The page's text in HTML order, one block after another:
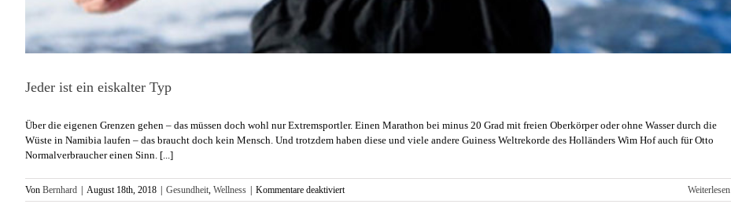
Jeder ist ein eiskalter Typ
Über die eigenen Grenzen gehen – das müssen doch wohl nur Extremsportler. Einen Marathon bei minus 20 Grad mit freien Oberkörper oder ohne Wasser durch die
Wüste in Namibia laufen – das braucht doch kein Mensch. Und trotzdem haben diese und viele andere Guiness Weltrekorde des Holländers Wim Hof auch für Otto
Normalverbraucher einen Sinn. [...]
Von Bernhard August 18th, 2018 Gesundheit, Wellness Kommentare deaktiviertfür
Jeder
Weiterlesen